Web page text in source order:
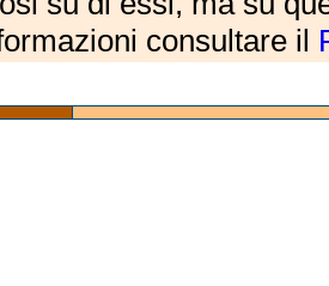
consultare il